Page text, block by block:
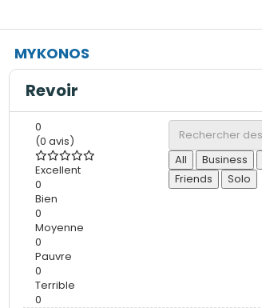
MYKONOS
Revoir
0
(0 avis)
Excellent
0
Bien
0
Moyenne
0
Pauvre
0
Terrible
0
All Business
Friends
Solo